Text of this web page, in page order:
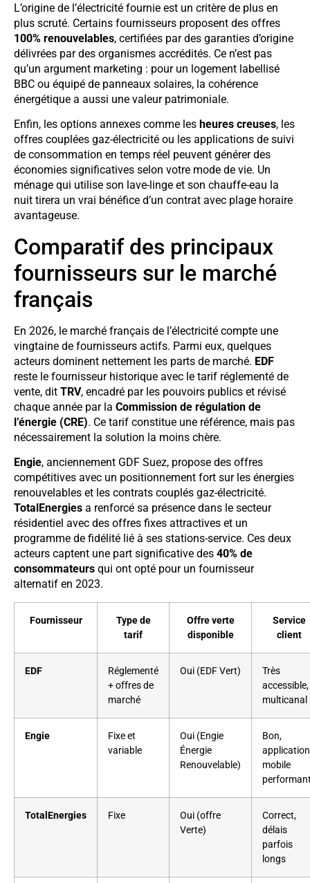
L’origine de l’électricité fournie est un critère de plus en
plus scruté. Certains fournisseurs proposent des offres
100% renouvelables, certifiées par des garanties d’origine
délivrées par des organismes accrédités. Ce n’est pas
qu’un argument marketing : pour un logement labellisé
BBC ou équipé de panneaux solaires, la cohérence
énergétique a aussi une valeur patrimoniale.
Enfin, les options annexes comme les heures creuses, les
offres couplées gaz-électricité ou les applications de suivi
de consommation en temps réel peuvent générer des
économies significatives selon votre mode de vie. Un
ménage qui utilise son lave-linge et son chauffe-eau la
nuit tirera un vrai bénéfice d’un contrat avec plage horaire
avantageuse.
Comparatif des principaux
fournisseurs sur le marché
français
En 2026, le marché français de l’électricité compte une
vingtaine de fournisseurs actifs. Parmi eux, quelques
acteurs dominent nettement les parts de marché. EDF
reste le fournisseur historique avec le tarif réglementé de
vente, dit TRV, encadré par les pouvoirs publics et révisé
chaque année par la Commission de régulation de
l’énergie (CRE). Ce tarif constitue une référence, mais pas
nécessairement la solution la moins chère.
Engie, anciennement GDF Suez, propose des offres
compétitives avec un positionnement fort sur les énergies
renouvelables et les contrats couplés gaz-électricité.
TotalEnergies a renforcé sa présence dans le secteur
résidentiel avec des offres fixes attractives et un
programme de fidélité lié à ses stations-service. Ces deux
acteurs captent une part significative des 40% de
consommateurs qui ont opté pour un fournisseur
alternatif en 2023.
Fournisseur
Type de
tarif
Offre verte
disponible
Service
client
EDF
Réglementé
+ offres de
marché
Oui (EDF Vert)
Très
accessible,
multicanal
Engie
Fixe et
variable
Oui (Engie
Énergie
Renouvelable)
Bon,
application
mobile
TotalEnergies Fixe
Oui (offre
Verte)
Correct,
délais
parfois
longs